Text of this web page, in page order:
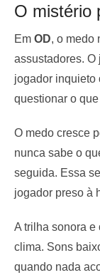
O mistério
Em OD, o medo
assustadores. O
jogador inquieto
questionar o
O medo cresce
nunca sabe o
seguida. Essa
jogador preso à
A trilha sonora e
clima. Sons
quando nada